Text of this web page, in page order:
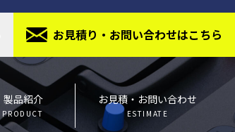
お⾒積り・お問い合わせはこちら
製品紹介
PRODUCT
お見積・お問い合わせ
ESTIMATE